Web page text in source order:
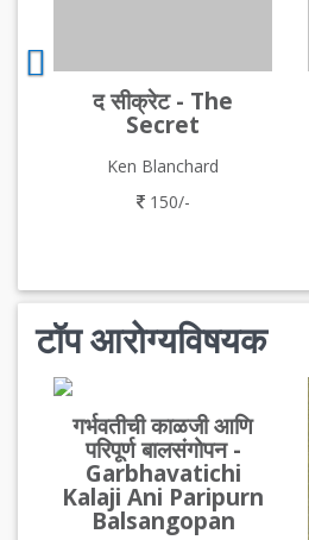
द सीक्रेट - The
Secret
Ken Blanchard
150/-
टॉप आरोग्यविषयक
गर्भवतीची काळजी आणि
परिपूर्ण बालसंगोपन -
Garbhavatichi
Kalaji Ani Paripurn
Balsangopan